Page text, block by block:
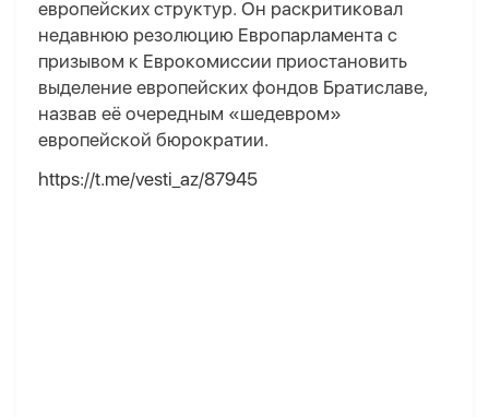
европейских структур. Он раскритиковал
недавнюю резолюцию Европарламента с
призывом к Еврокомиссии приостановить
выделение европейских фондов Братиславе,
назвав её очередным «шедевром»
европейской бюрократии.
https://t.me/vesti_az/87945